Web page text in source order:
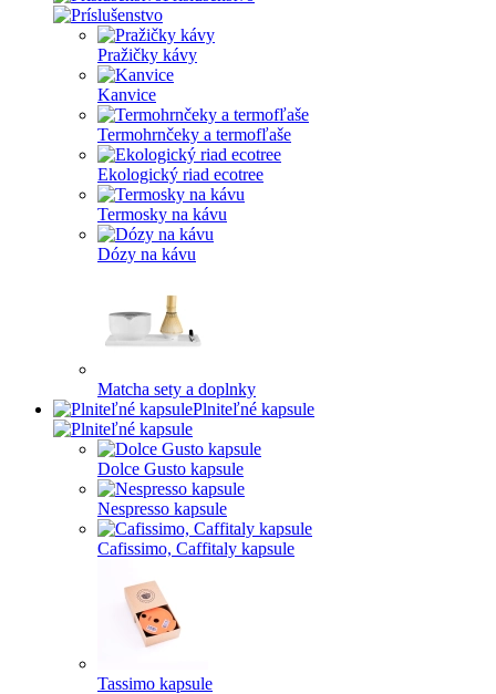
Pražičky kávy
Kanvice
Termohrnčeky a termofľaše
Ekologický riad ecotree
Termosky na kávu
Dózy na kávu
Matcha sety a doplnky
Plniteľné kapsule
Dolce Gusto kapsule
Nespresso kapsule
Cafissimo, Caffitaly kapsule
Tassimo kapsule